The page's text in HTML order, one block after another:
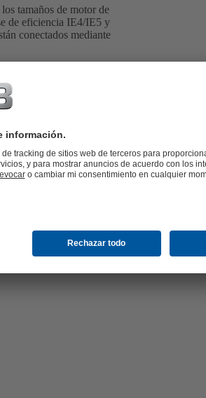
tamaños de motor de
de eficiencia IE4/IE5 y
conectados mediante